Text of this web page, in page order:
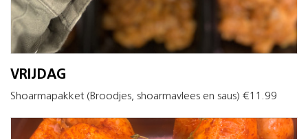
VRIJDAG
Shoarmapakket (Broodjes, shoarmavlees en saus) €11.99